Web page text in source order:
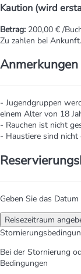
Kaution (wird
Betrag: 200,00 € /
Zu zahlen bei Ankunft.
Anmerkungen
- Jugendgruppen
einem Alter von 18
- Rauchen ist nicht
- Haustiere sind
Geben Sie das
Reisezeitraum
Bei der Stornierung
Bedingungen